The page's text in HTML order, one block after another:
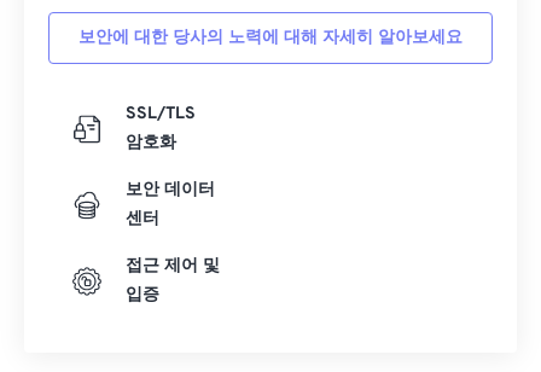
보안에 대한 당사의 노력에 대해 자세히 알아보세요
SSL/TLS
암호화
보안 데이터
센터
접근 제어 및
입증